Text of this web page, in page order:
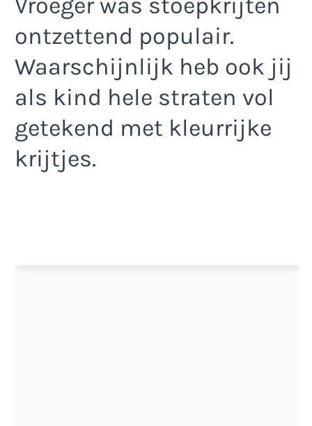
Vroeger was stoepkrijten
ontzettend populair.
Waarschijnlijk heb ook jij
als kind hele straten vol
getekend met kleurrijke
krijtjes.